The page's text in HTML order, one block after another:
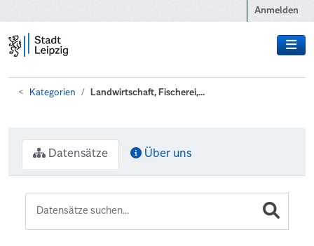
Anmelden
Kategorien Landwirtschaft, Fischerei,...
Datensätze Über uns